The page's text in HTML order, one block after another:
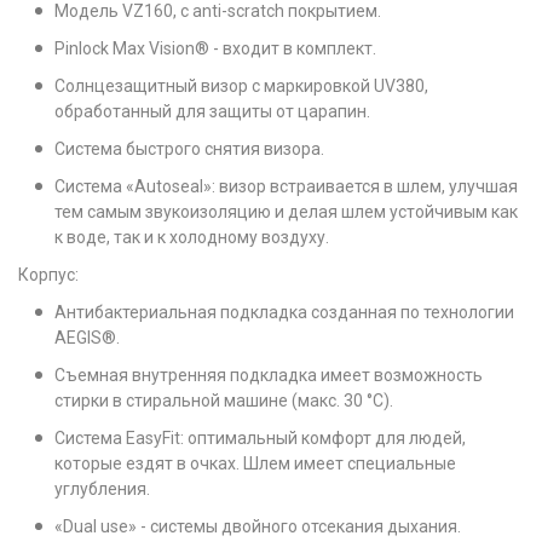
Модель VZ160, с anti-scratch покрытием.
Pinlock Max Vision® - входит в комплект.
Солнцезащитный визор с маркировкой UV380,
обработанный для защиты от царапин.
Система быстрого снятия визора.
Система «Autoseal»: визор встраивается в шлем, улучшая
тем самым звукоизоляцию и делая шлем устойчивым как
к воде, так и к холодному воздуху.
Корпус:
Антибактериальная подкладка созданная по технологии
AEGIS®.
Съемная внутренняя подкладка имеет возможность
стирки в стиральной машине (макс. 30 °C).
Система EasyFit: оптимальный комфорт для людей,
которые ездят в очках. Шлем имеет специальные
углубления.
«Dual use» - системы двойного отсекания дыхания.